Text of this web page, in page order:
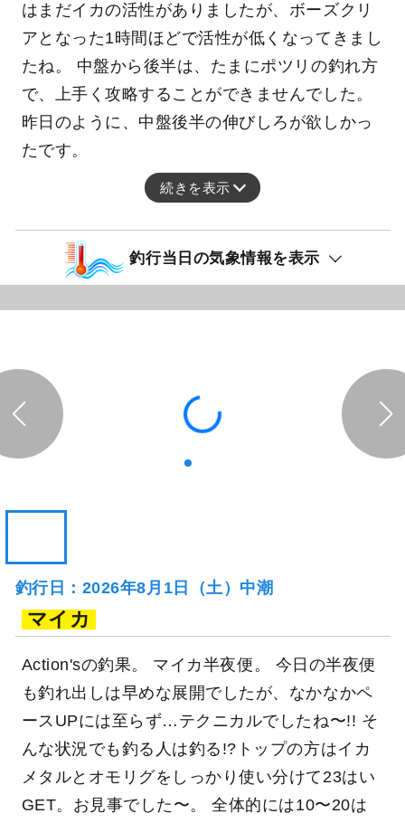
はまだイカの活性がありましたが、ボーズクリ
アとなった1時間ほどで活性が低くなってきまし
たね。 中盤から後半は、たまにポツリの釣れ方
で、上手く攻略することができませんでした。
昨日のように、中盤後半の伸びしろが欲しかっ
たです。
続きを表示
釣行当日の気象情報を表示
釣行日：2026年8月1日（土）中潮
マイカ
Action'sの釣果。 マイカ半夜便。 今日の半夜便
も釣れ出しは早めな展開でしたが、なかなかペ
ースUPには至らず…テクニカルでしたね〜!! そ
んな状況でも釣る人は釣る!?トップの方はイカ
メタルとオモリグをしっかり使い分けて23はい
GET。お見事でした〜。 全体的には10〜20は